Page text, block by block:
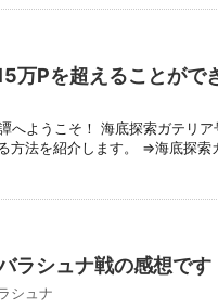
万Pを超えることがで
へようこそ！ 海底探索ガテリ
方法を紹介します。 ⇒海底探
ラシュナ戦の感想です
シュナ